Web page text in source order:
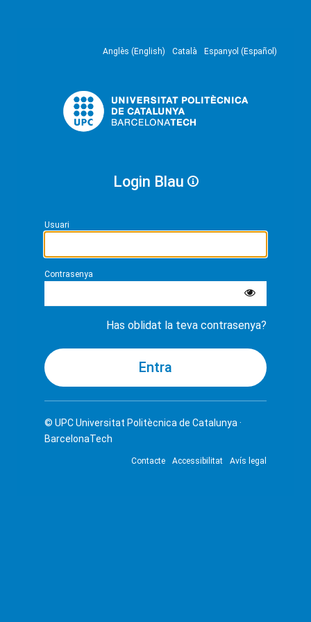
Anglès (English) Català Espanyol (Español)
Login Blau
Usuari
Contrasenya
Has oblidat la teva contrasenya?
© UPCUniversitat Politècnica de Catalunya ·
BarcelonaTech
Contacte Accessibilitat Avís legal